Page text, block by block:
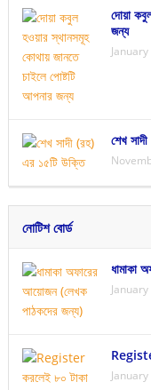
দোয়া
জন্য
শেখ
নোটিশ বোর্ড
ধামাকা